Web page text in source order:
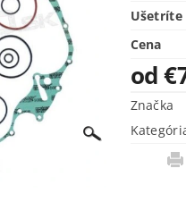
Ušetríte
Cena
od
Značka